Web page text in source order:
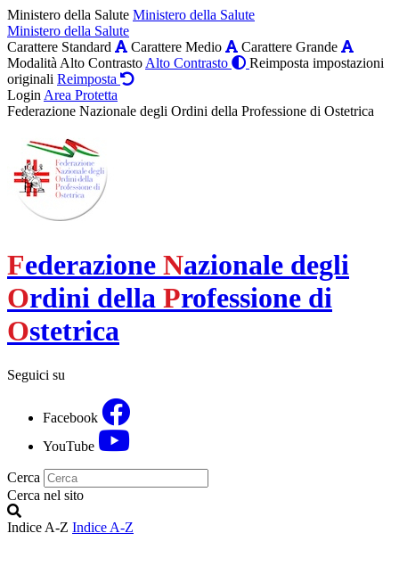
Ministero della Salute Ministero della Salute
Ministero della Salute
Carattere Standard
Carattere Medio
Carattere Grande
Modalità Alto Contrasto Alto Contrasto
Reimposta impostazioni
originali Reimposta
Login Area Protetta
Federazione Nazionale degli Ordini della Professione di Ostetrica
Federazione Nazionale degli
Ordini della Professione di
Ostetrica
Seguici su
Facebook
YouTube
Cerca
Cerca nel sito
Indice A-Z Indice A-Z